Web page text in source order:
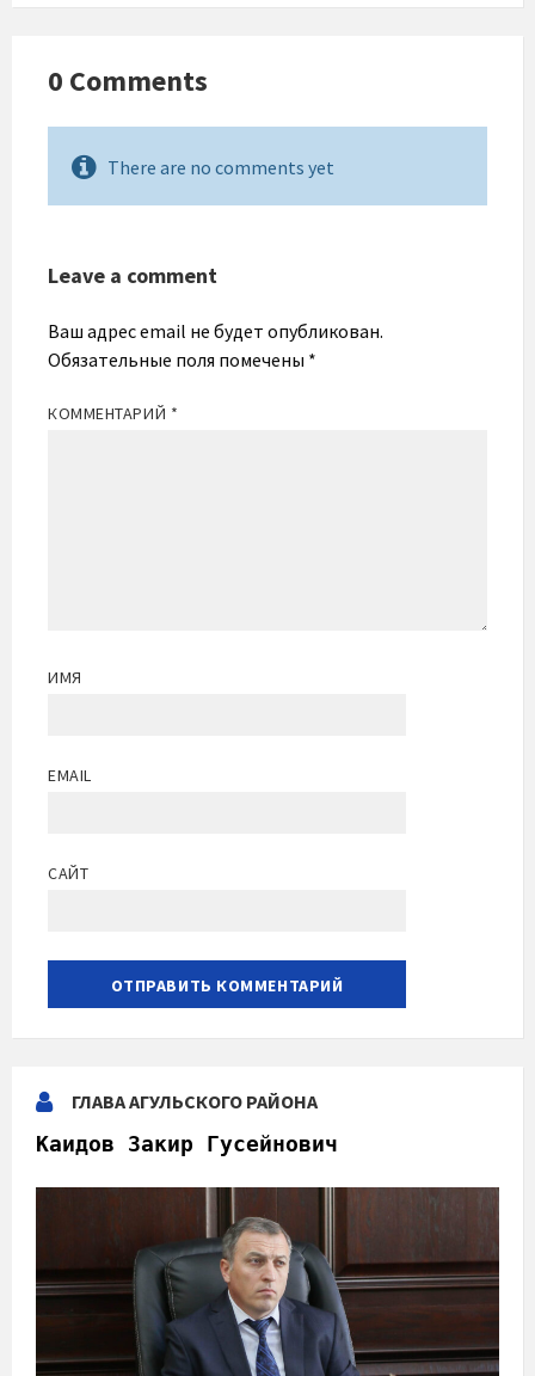
0 Comments
There are no comments yet
Leave a comment
Ваш адрес email не будет опубликован.
Обязательные поля помечены *
КОММЕНТАРИЙ *
ИМЯ
EMAIL
САЙТ
ГЛАВА АГУЛЬСКОГО РАЙОНА
Каидов Закир Гусейнович